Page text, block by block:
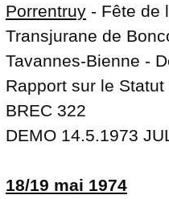
Porrentruy - Fête de
Transjurane de
Tavannes-Bienne -
Rapport sur le
BREC 322
DEMO 14.5.1973
18/19 mai 1974